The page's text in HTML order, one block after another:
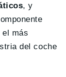
, y
más
del coche